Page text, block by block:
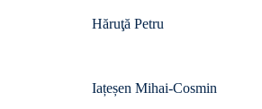
Hăruţă Petru
Iațeșen Mihai-Cosmin